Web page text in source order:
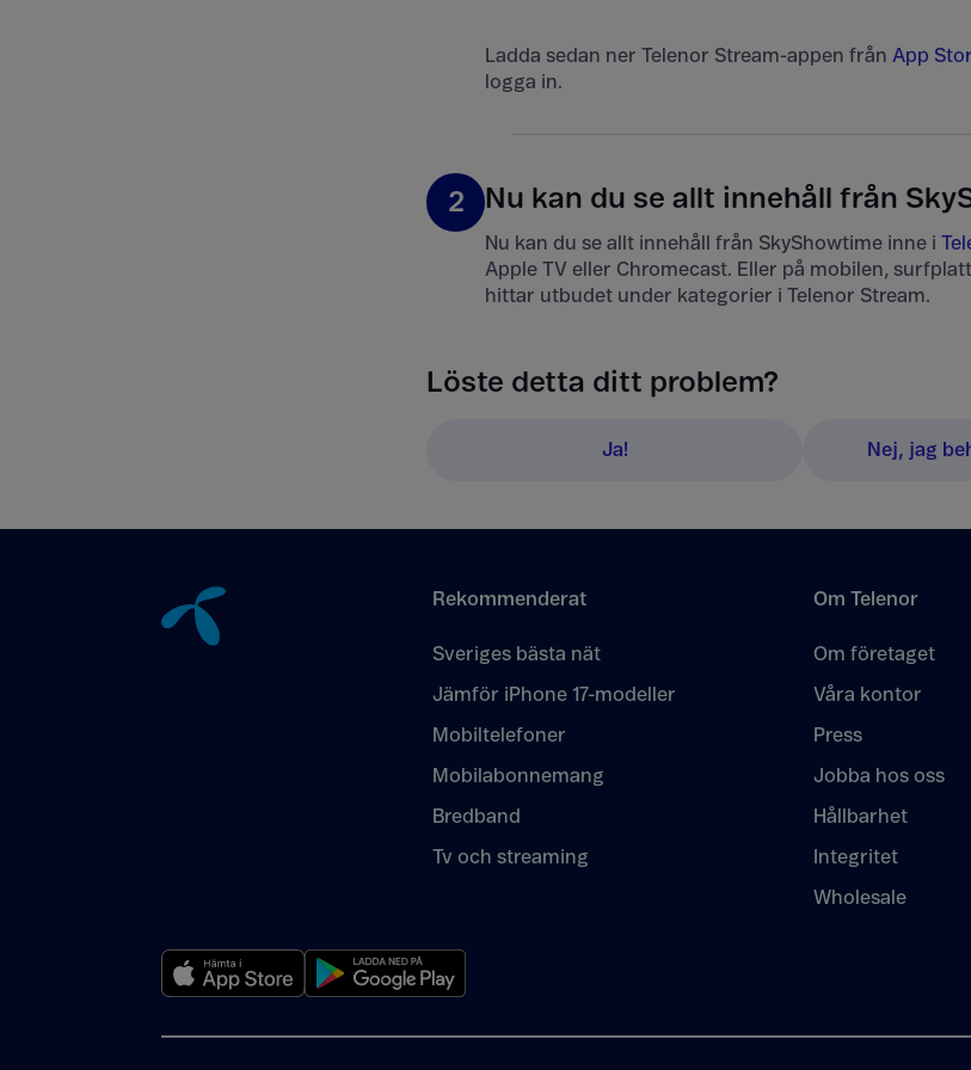
Ladda sedan ner Telenor Stream-appen från App
logga in.
2 Nu kan du se allt innehåll från
Nu kan du se allt innehåll från SkyShowtime inne i
Apple TV eller Chromecast. Eller på mobilen,
hittar utbudet under kategorier i Telenor Stream.
Löste detta ditt problem?
Ja! Nej, jag
Rekommenderat
Sveriges bästa nät
Jämför iPhone 17-modeller
Mobiltelefoner
Mobilabonnemang
Bredband
Tv och streaming
Om Telenor
Om företaget
Våra kontor
Press
Jobba hos oss
Hållbarhet
Integritet
Wholesale